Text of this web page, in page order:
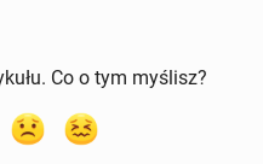
Co o tym myślisz?